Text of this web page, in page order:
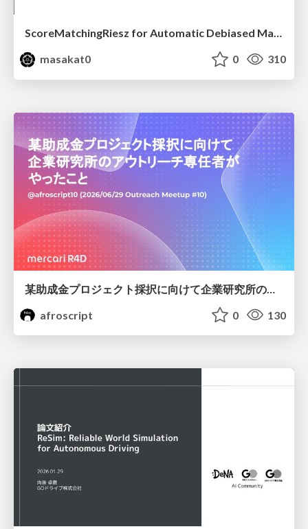
ScoreMatchingRiesz for Automatic Debiased Machine Learning and Policy Path Estimation with an Application to Japanese Monetary Policy Evaluation
masakat0
0 310
afroscript
0 130